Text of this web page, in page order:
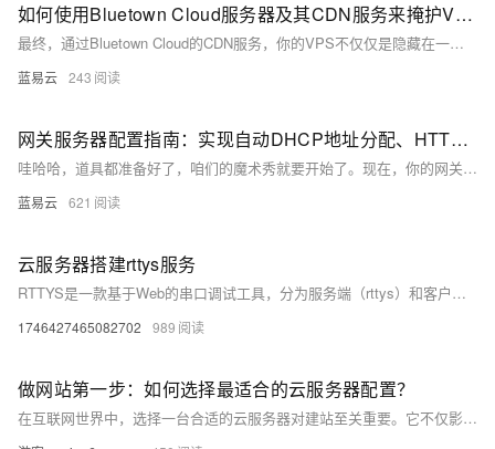
如何使用Bluetown Cloud服务器及其CDN服务来掩护VPS的真实IP地址。
最终，通过Bluetown Cloud的CDN服务，你的VPS不仅仅是隐藏在一层又一层的保护之下，同时也因为CDN的全球节点而享受到加速访问的优势，无所不在又不被发现，像是一位能在互联网世界中自由穿梭的幽灵特工。
蓝易云 243
网关服务器配置指南：实现自动DHCP地址分配、HTTP服务和SSH无密码登录。
哇哈哈，道具都准备好了，咱们的魔术秀就要开始了。现在，你的网关服务器已经魔法满满，自动分配IP，提供网页服务，SSH登录如入无人之境。而整个世界，只会知道效果，不会知道是你在幕后操控一切。这就是真正的数字世界魔法师，随手拈来，手到擒来。
蓝易云 621
云服务器搭建rttys服务
RTTYS是一款基于Web的串口调试工具，分为服务端（rttys）和客户端（rtty）。服务端负责连接串口设备并提供接口，客户端通过浏览器访问实现远程串口调试。它具有跨平台、易部署的特点，适用于物联网、嵌入式开发等场景，极大提升调试效率。
1746427465082702 989
做网站第一步：如何选择最适合的云服务器配置？
在互联网世界中，选择一台合适的云服务器对建站至关重要。它不仅影响网站性能和用户体验，还关系到运营成本。面对众多云服务商和产品，需从网站规模、技术架构、地理位置等多方面考量，明确需求，精准选型。无论是个人博客、企业官网，还是电商平台，都应找到匹配自身发展的服务器类型。当前各大云服务商也推出多项优惠活动，助力中小企业快速起步。通过试用体验，更易找到“本命”服务器。愿你拨开迷雾，找到最适合自己的那一款，开启数字世界的精彩篇章。